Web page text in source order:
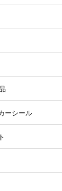
ーシール